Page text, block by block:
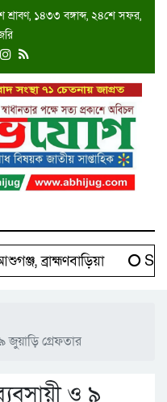
১৪৩৩ বঙ্গাব্দ, ২৪শে সফর,
ব্রাহ্মণবাড়িয়া
জুয়াড়ি গ্রেফতার
ও ৯